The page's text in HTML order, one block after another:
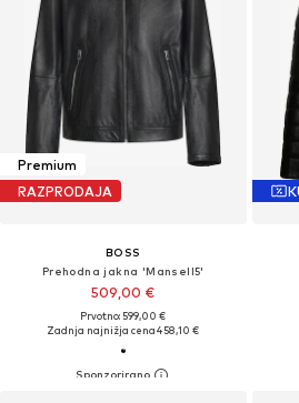
Premium
RAZPRODAJA
BOSS
Prehodna jakna 'Mansell5'
509,00 €
Prvotno: 599,00 €
Zadnja najnižja cena458,10 €